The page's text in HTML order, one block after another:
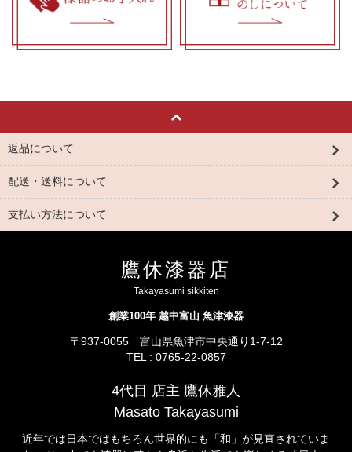
返品について
配送・送料について
支払い方法について
鷹休漆器店
Takayasumi sikkiten
創業100年 越中富山 魚津漆器
〒937-0055 富山県魚津市中央通り1-7-12
TEL : 0765-22-0857
4代目 店主 鷹休雅人
Masato Takayasumi
近年では日本ではもちろん世界的にも「和」が見直されていま